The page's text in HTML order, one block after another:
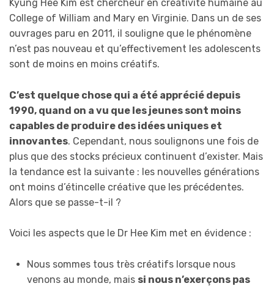
Kyung Hee Kim est chercheur en créativité humaine au
College of William and Mary en Virginie. Dans un de ses
ouvrages paru en 2011, il souligne que le phénomène
n’est pas nouveau et qu’effectivement les adolescents
sont de moins en moins créatifs.
C’est quelque chose qui a été apprécié depuis
1990, quand on a vu que les jeunes sont moins
capables de produire des idées uniques et
innovantes. Cependant, nous soulignons une fois de
plus que des stocks précieux continuent d’exister. Mais
la tendance est la suivante : les nouvelles générations
ont moins d’étincelle créative que les précédentes.
Alors que se passe-t-il ?
Voici les aspects que le Dr Hee Kim met en évidence :
Nous sommes tous très créatifs lorsque nous
venons au monde, mais si nous n’exerçons pas